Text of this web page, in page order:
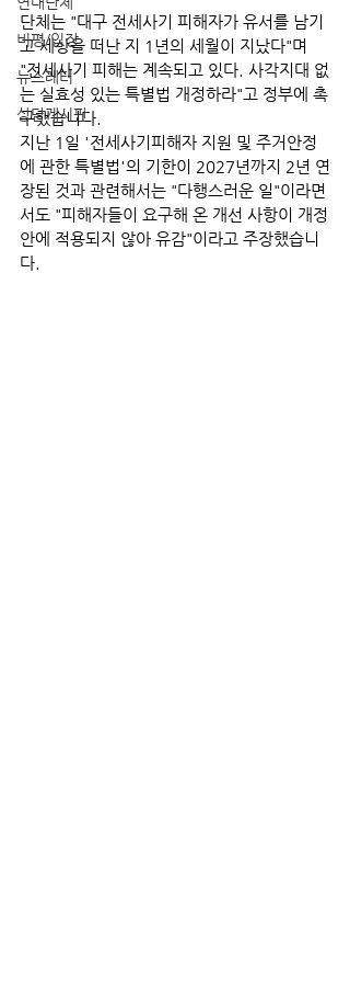
비평/입장
뉴스레터
상담게시판
단체는 "대구 전세사기 피해자가 유서를 남기
고 세상을 떠난 지 1년의 세월이 지났다"며
"전세사기 피해는 계속되고 있다. 사각지대 없
는 실효성 있는 특별법 개정하라"고 정부에 촉
구했습니다.
지난 1일 '전세사기피해자 지원 및 주거안정
에 관한 특별법'의 기한이 2027년까지 2년 연
장된 것과 관련해서는 "다행스러운 일"이라면
서도 "피해자들이 요구해 온 개선 사항이 개정
안에 적용되지 않아 유감"이라고 주장했습니
다.